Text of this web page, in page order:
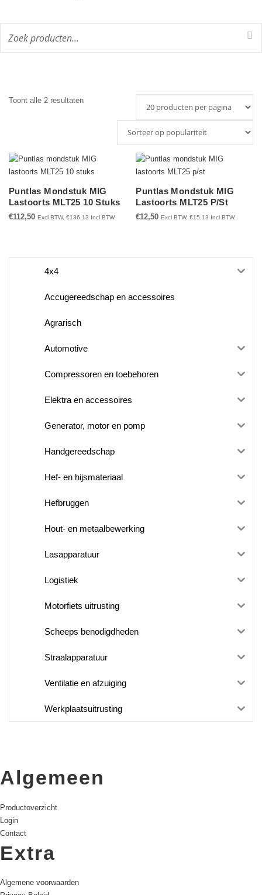
Toont alle 2 resultatenGesorteerd
Puntlas Mondstuk MIG
Lastoorts MLT25 10 Stuks
€112,50 Excl BTW, €136,13 Incl BTW.
Puntlas Mondstuk MIG
Lastoorts MLT25 P/st
€12,50 Excl BTW,€15,13 Incl BTW.
4x4
Accugereedschap en accessoires
Agrarisch
Automotive
Compressoren en toebehoren
Elektra en accessoires
Generator, motor en pomp
Handgereedschap
Hef- en hijsmateriaal
Hefbruggen
Hout- en metaalbewerking
Lasapparatuur
Logistiek
Motorfiets uitrusting
Scheeps benodigdheden
Straalapparatuur
Ventilatie en afzuiging
Werkplaatsuitrusting
Algemeen
Productoverzicht
Login
Contact
Extra
Algemene voorwaarden